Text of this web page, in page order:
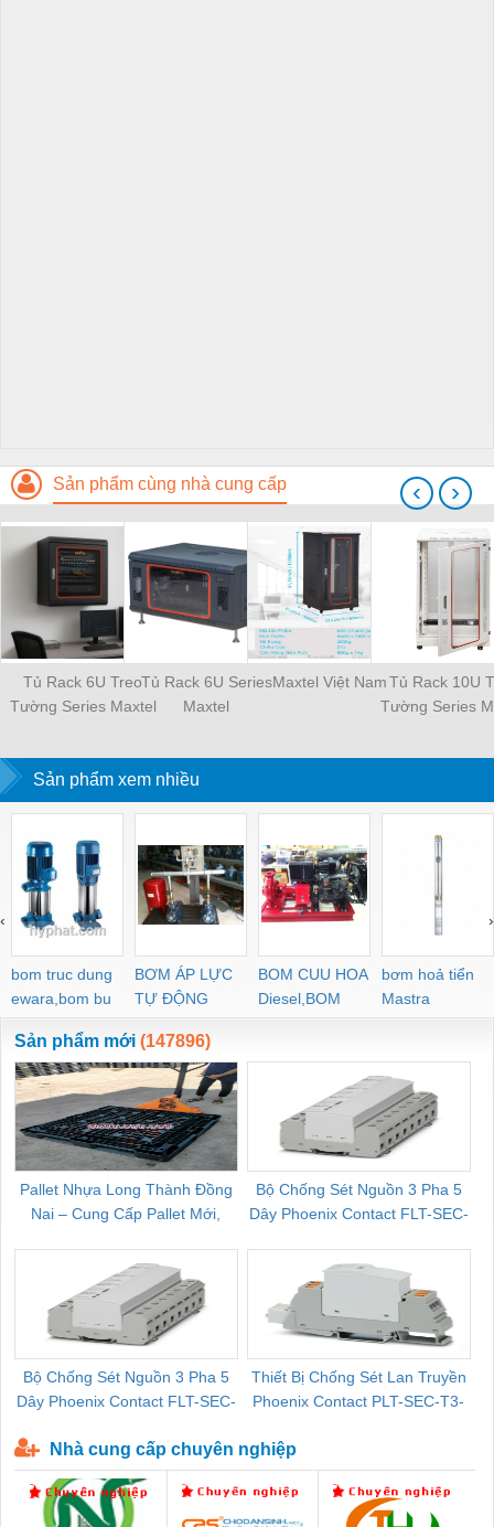
Sản phẩm cùng nhà cung cấp
Tủ Rack 6U Treo
Tường Series Maxtel
Tủ Rack 6U Series
Maxtel
Maxtel Việt NamTủ Rack 10U
Tường Series
‹ ›
Sản phẩm xem nhiều
bom truc dung
ewara,bom bu
ewara
BƠM ÁP LỰC
TỰ ĐỘNG
BOM CUU HOA
Diesel,BOM
CHUA CHAY
bơm hoả tiển
Mastra
‹ ›
Sản phẩm mới (147896)
Pallet Nhựa Long Thành Đồng
Nai – Cung Cấp Pallet Mới,
Bộ Chống Sét Nguồn 3 Pha 5
Dây Phoenix Contact FLT-SEC-
Bộ Chống Sét Nguồn 3 Pha 5
Dây Phoenix Contact FLT-SEC-
Thiết Bị Chống Sét Lan Truyền
Phoenix Contact PLT-SEC-T3-
Nhà cung cấp chuyên nghiệp